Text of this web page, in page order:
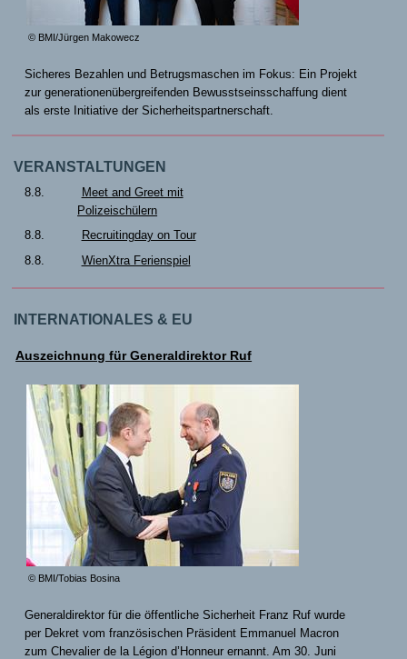
© BMI/Jürgen Makowecz
Sicheres Bezahlen und Betrugsmaschen im Fokus: Ein Projekt
zur generationenübergreifenden Bewusstseinsschaffung dient
als erste Initiative der Sicherheitspartnerschaft.
VERANSTALTUNGEN
8.8.
Meet and Greet mit
Polizeischülern
8.8.
Recruitingday on Tour
8.8.
WienXtra Ferienspiel
INTERNATIONALES & EU
Auszeichnung für Generaldirektor Ruf
© BMI/Tobias Bosina
Generaldirektor für die öffentliche Sicherheit Franz Ruf wurde
per Dekret vom französischen Präsident Emmanuel Macron
zum Chevalier de la Légion d’Honneur ernannt. Am 30. Juni